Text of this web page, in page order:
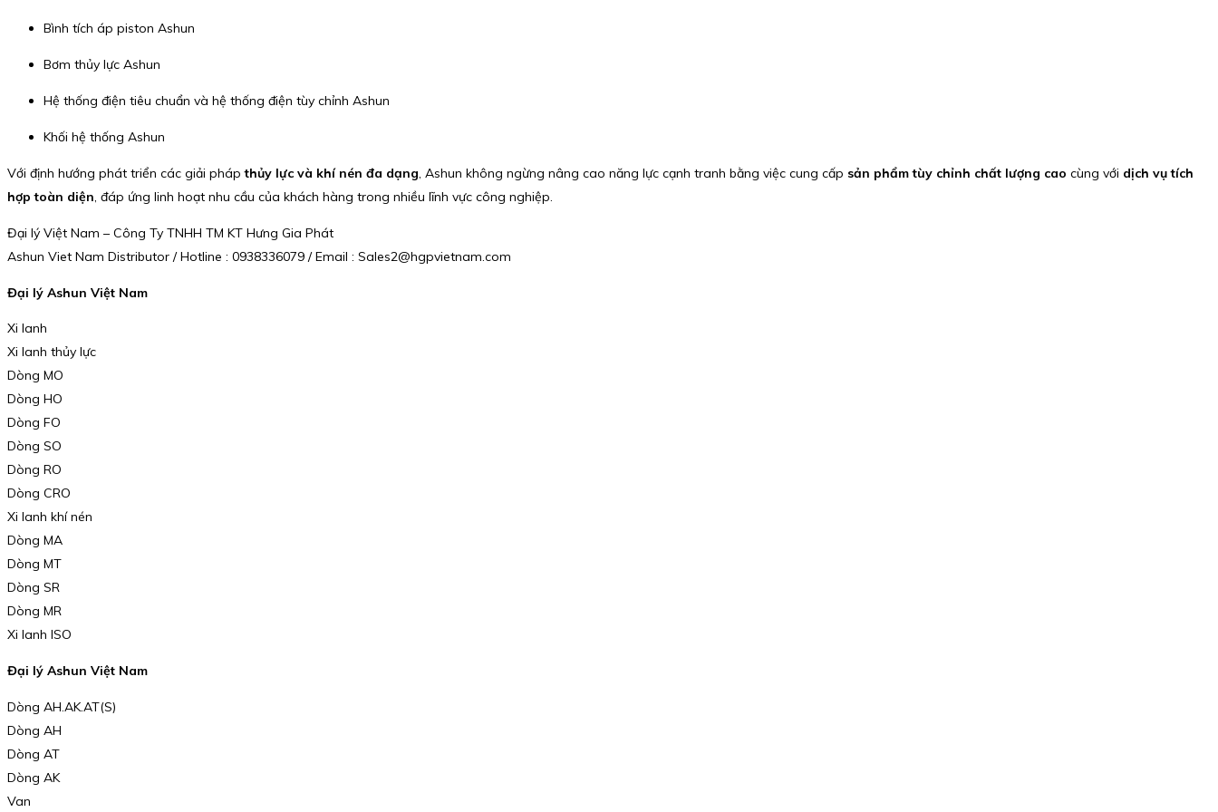
Bình tích áp piston Ashun
Bơm thủy lực Ashun
Hệ thống điện tiêu chuẩn và hệ thống điện tùy chỉnh Ashun
Khối hệ thống Ashun
Với định hướng phát triển các giải phápthủy lực và khí nén đa dạng, Ashun không ngừng nâng cao năng lực cạnh tranh bằng việc cung cấp sản phẩm tùy chỉnh chất lượng cao cùng với dịch vụ tích
hợp toàn diện, đáp ứng linh hoạt nhu cầu của khách hàng trong nhiều lĩnh vực công nghiệp.
Đại lý Việt Nam – Công Ty TNHH TM KT Hưng Gia Phát
Ashun Viet Nam Distributor / Hotline : 0938336079 / Email : Sales2@hgpvietnam.com
Đại lý Ashun Việt Nam
Xi lanh
Xi lanh thủy lực
Dòng MO
Dòng HO
Dòng FO
Dòng SO
Dòng RO
Dòng CRO
Xi lanh khí nén
Dòng MA
Dòng MT
Dòng SR
Dòng MR
Xi lanh ISO
Đại lý Ashun Việt Nam
Dòng AH.AK.AT(S)
Dòng AH
Dòng AT
Dòng AK
Van